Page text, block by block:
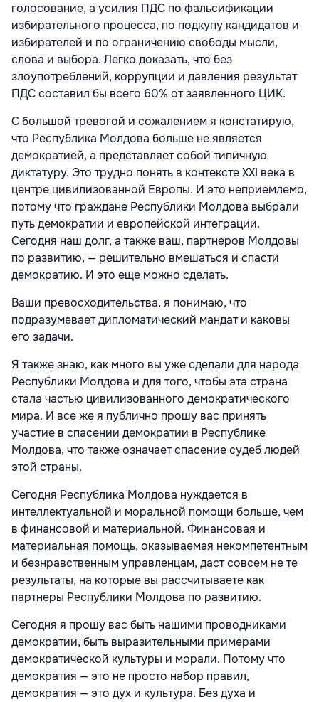
голосование, а усилия ПДС по фальсификации
избирательного процесса, по подкупу кандидатов и
избирателей и по ограничению свободы мысли,
слова и выбора. Легко доказать, что без
злоупотреблений, коррупции и давления результат
ПДС составил бы всего 60% от заявленного ЦИК.
С большой тревогой и сожалением я констатирую,
что Республика Молдова больше не является
демократией, а представляет собой типичную
диктатуру. Это трудно понять в контексте XXI века в
центре цивилизованной Европы. И это неприемлемо,
потому что граждане Республики Молдова выбрали
путь демократии и европейской интеграции.
Сегодня наш долг, а также ваш, партнеров Молдовы
по развитию, — решительно вмешаться и спасти
демократию. И это еще можно сделать.
Ваши превосходительства, я понимаю, что
подразумевает дипломатический мандат и каковы
его задачи.
Я также знаю, как много вы уже сделали для народа
Республики Молдова и для того, чтобы эта страна
стала частью цивилизованного демократического
мира. И все же я публично прошу вас принять
участие в спасении демократии в Республике
Молдова, что также означает спасение судеб людей
этой страны.
Сегодня Республика Молдова нуждается в
интеллектуальной и моральной помощи больше, чем
в финансовой и материальной. Финансовая и
материальная помощь, оказываемая некомпетентным
и безнравственным управленцам, даст совсем не те
результаты, на которые вы рассчитываете как
партнеры Республики Молдова по развитию.
Сегодня я прошу вас быть нашими проводниками
демократии, быть выразительными примерами
демократической культуры и морали. Потому что
демократия — это не просто набор правил,
демократия — это дух и культура. Без духа и